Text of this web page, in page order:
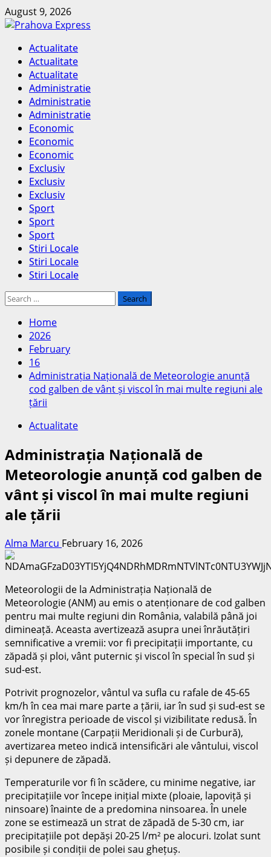
Skip
to
August 9, 2026
Primary
Menu
Actualitate
Actualitate
Actualitate
Administratie
Administratie
Administratie
Economic
Economic
Economic
Exclusiv
Exclusiv
Exclusiv
Sport
Sport
Sport
Stiri Locale
Stiri Locale
Stiri Locale
Search
Home
2026
February
16
Administrația Națională de Meteorologie anunță
cod galben de vânt și viscol în mai multe regiuni ale
țării
Actualitate
Administrația Națională de
Meteorologie anunță cod galben de
vânt și viscol în mai multe regiuni
ale țării
Alma Marcu February 16, 2026
Meteorologii de la Administrația Națională de
Meteorologie (ANM) au emis o atenționare de cod galben
pentru mai multe regiuni din România, valabilă până joi
dimineață. Aceasta avertizează asupra unei înrăutățiri
semnificative a vremii: vor fi precipitații importante, cu
zăpadă și ploi, vânt puternic și viscol în special în sud și
sud-est.
Potrivit prognozelor, vântul va sufla cu rafale de 45-65
km/h în cea mai mare parte a țării, iar în sud și sud-est se
vor înregistra perioade de viscol și vizibilitate redusă. În
zonele montane (Carpații Meridionali și de Curbură),
avertizarea meteo indică intensificări ale vântului, viscol
și depunere de zăpadă.
Temperaturile vor fi în scădere, cu minime negative, iar
precipitațiile vor începe inițial mixte (ploaie, lapoviță și
ninsoare) înainte de a predomina ninsoarea. În unele
zone se estimează un strat de zăpadă de 5-30 cm, iar
precipitațiile pot depăși 20-25 l/m² pe alocuri. Izolat sunt
posibile și condiții de polei sau ghețuș.